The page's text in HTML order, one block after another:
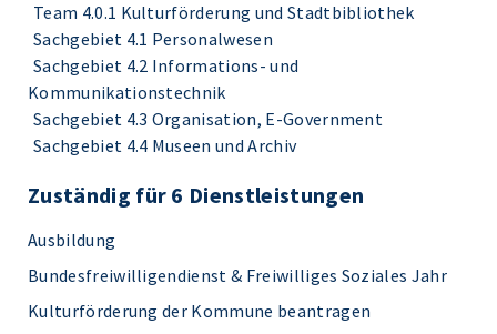
Team 4.0.1 Kulturförderung und Stadtbibliothek
Sachgebiet 4.1 Personalwesen
Sachgebiet 4.2 Informations- und
Kommunikationstechnik
Sachgebiet 4.3 Organisation, E-Government
Sachgebiet 4.4 Museen und Archiv
Zuständig für 6 Dienstleistungen
Ausbildung
Bundesfreiwilligendienst & Freiwilliges Soziales Jahr
Kulturförderung der Kommune beantragen